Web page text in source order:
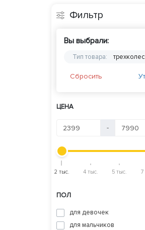
Фильтр
Вы выбрали:
Тип товара:
Сбросить
ЦЕНА
-
2 тыс. 4 тыс. 5 тыс. 7
ПОЛ
для девочек
для мальчиков